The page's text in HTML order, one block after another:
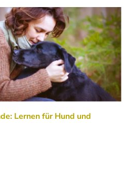
Lernen für Hund und